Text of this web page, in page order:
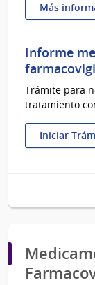
Más
:
de
no
Informe
Trámite para
tratamiento
Iniciar